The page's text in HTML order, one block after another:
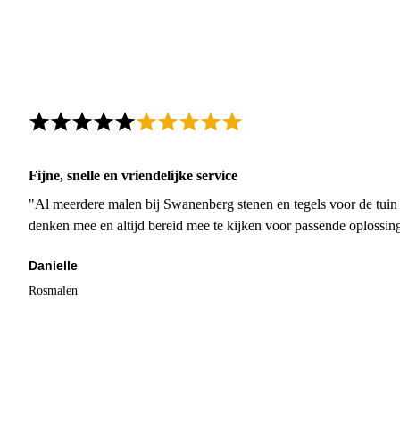
Fijne, snelle en vriendelijke service
"Al meerdere malen bij Swanenberg stenen en tegels voor de
denken mee en altijd bereid mee te kijken voor passende
Danielle
Rosmalen